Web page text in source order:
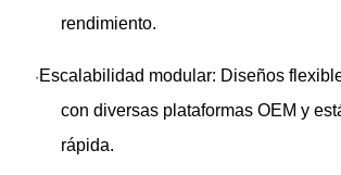
rendimiento.
· Escalabilidad modular: Diseños
con diversas plataformas OEM y
rápida.